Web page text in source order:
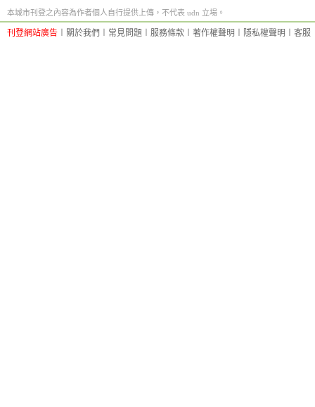
本城市刊登之內容為作者個人自行提供上傳，不代表 udn 立場。
刊登網站廣告 關於我們 常見問題 服務條款 著作權聲明 隱私權聲明 客服